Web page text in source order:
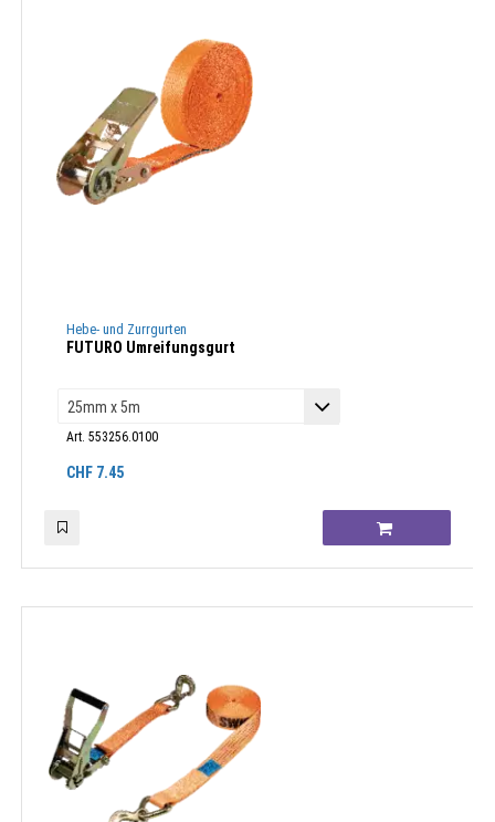
Hebe- und Zurrgurten
FUTURO Umreifungsgurt
Art. 553256.0100
CHF 7.45